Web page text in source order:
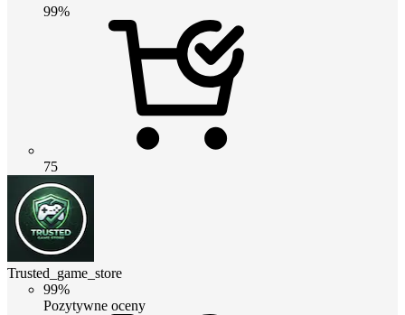
99%
75
Trusted_game_store
99%
Pozytywne oceny